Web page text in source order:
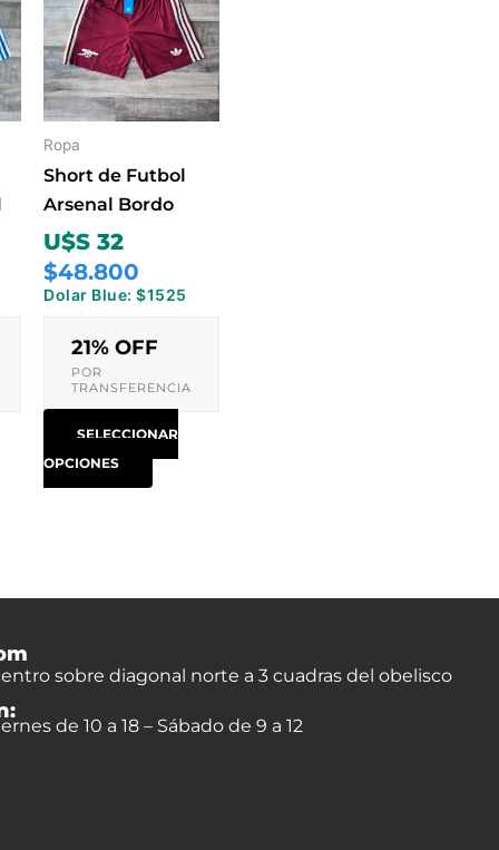
Ropa
Short de Futbol
Arsenal Bordo
U$S 32
$48.800
Dolar Blue: $1525
21% OFF
POR
TRANSFERENCIA
SELECCIONAR
OPCIONES
tiene
múltiples
variantes.
Las
página
de
sobre diagonal norte a 3 cuadras del obelisco
de 10 a 18 – Sábado de 9 a 12